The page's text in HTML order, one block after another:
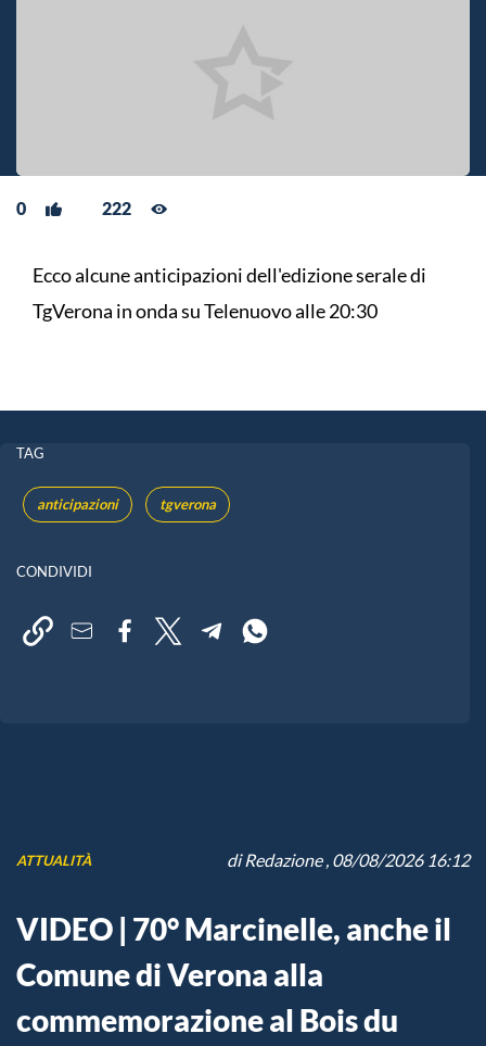
0 222
Ecco alcune anticipazioni dell'edizione serale di
TgVerona in onda su Telenuovo alle 20:30
TAG
anticipazioni tgverona
CONDIVIDI
ATTUALITÀ diRedazione, 08/08/2026 16:12
VIDEO | 70° Marcinelle, anche il
Comune di Verona alla
commemorazione al Bois du